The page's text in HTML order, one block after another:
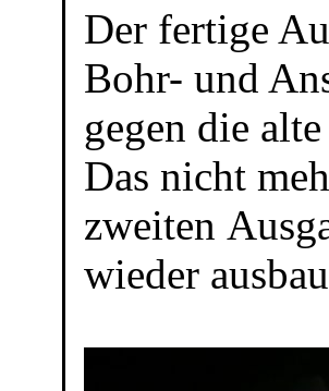
Der fertige
Bohr- und
gegen die
Das nicht
zweiten
wieder